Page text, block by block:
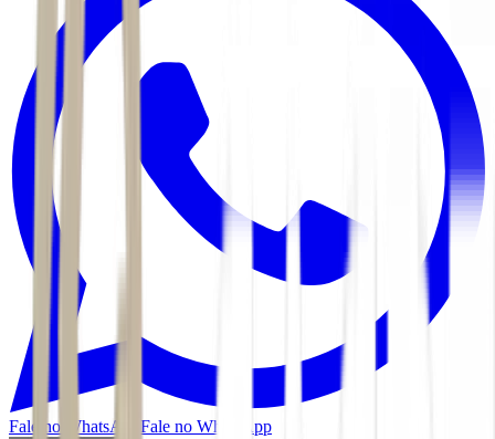
Fale no WhatsApp Fale no WhatsApp